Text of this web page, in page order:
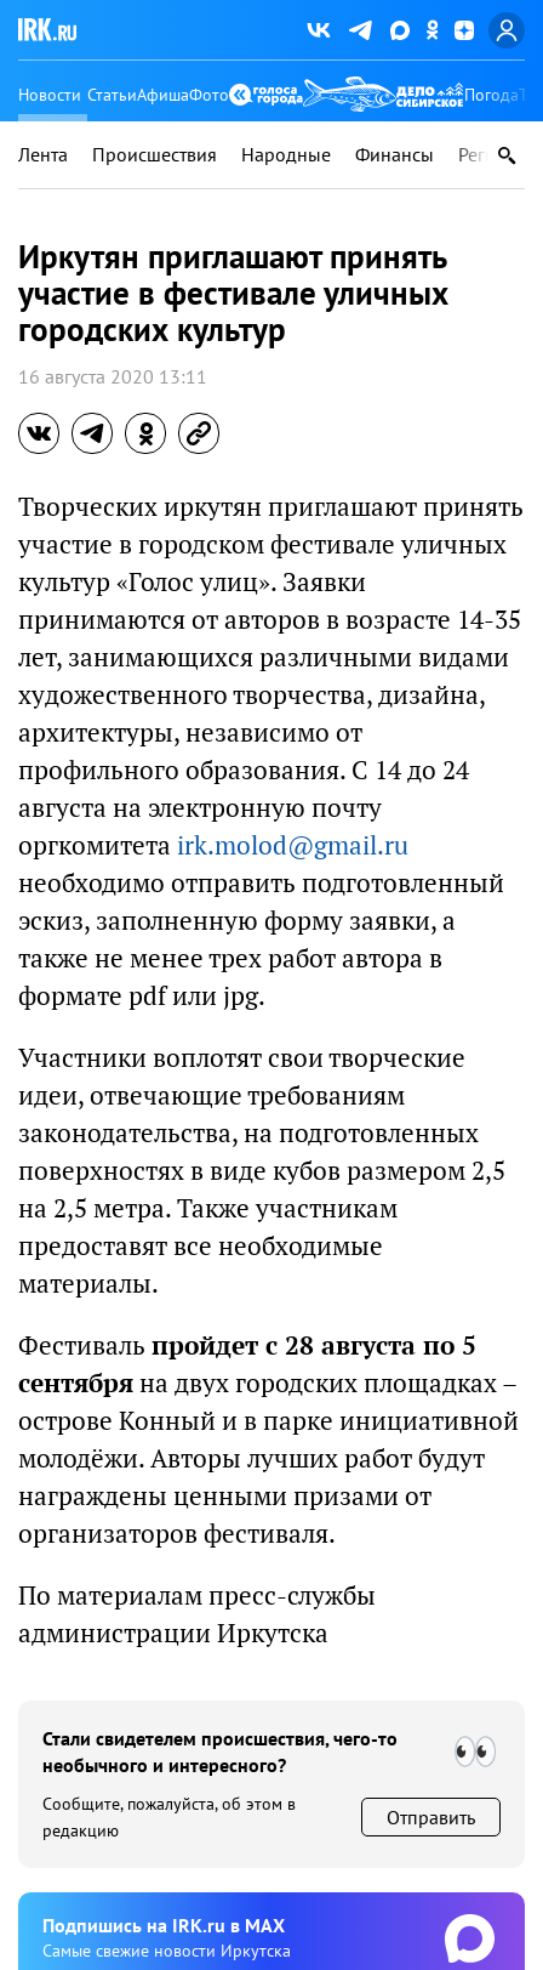
Новости СтатьиАфишаФото Погода
Лента Происшествия Народные Финансы Регионы
Иркутян приглашают принять
участие в фестивале уличных
городских культур
16 августа 2020 13:11
Творческих иркутян приглашают принять
участие в городском фестивале уличных
культур «Голос улиц». Заявки
принимаются от авторов в возрасте 14-35
лет, занимающихся различными видами
художественного творчества, дизайна,
архитектуры, независимо от
профильного образования. С 14 до 24
августа на электронную почту
оргкомитета irk.molod@gmail.ru
необходимо отправить подготовленный
эскиз, заполненную форму заявки, а
также не менее трех работ автора в
формате pdf или jpg.
Участники воплотят свои творческие
идеи, отвечающие требованиям
законодательства, на подготовленных
поверхностях в виде кубов размером 2,5
на 2,5 метра. Также участникам
предоставят все необходимые
материалы.
Фестиваль пройдет с 28 августа по 5
сентябряна двух городских площадках –
острове Конный и в парке инициативной
молодёжи. Авторы лучших работ будут
награждены ценными призами от
организаторов фестиваля.
По материалам пресс-службы
администрации Иркутска
Стали свидетелем происшествия, чего-то
необычного и интересного?
Сообщите, пожалуйста, об этом в
редакцию
Отправить
Подпишиcь на IRK.ru в MAX
Cамые свежие новости Иркутска